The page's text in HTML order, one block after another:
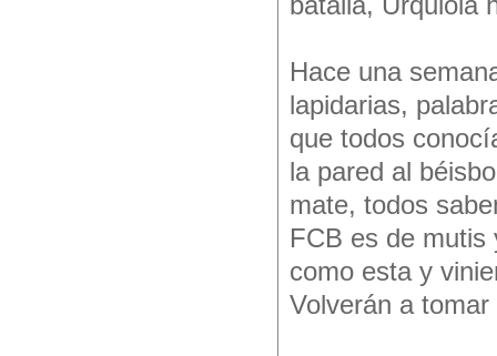
Hace una
lapidarias,
que todos
la pared al
mate, todos
FCB es de mutis
como esta y
Volverán a